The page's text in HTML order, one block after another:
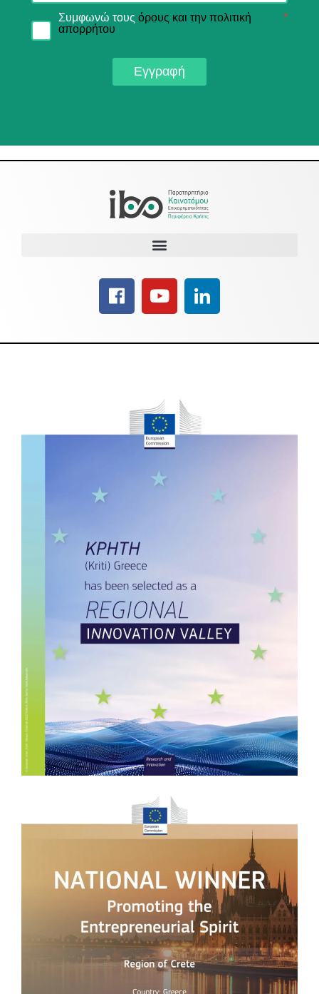
Συμφωνώ τους όρους και την πολιτική
απορρήτου
*
Εγγραφή